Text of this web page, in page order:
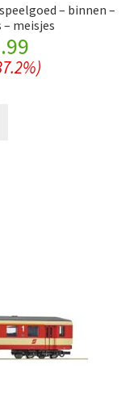
– binnen –
meisjes
Current
price